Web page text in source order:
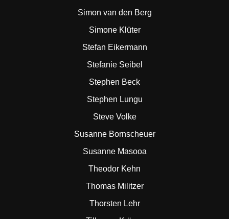
Simon van den Berg
Simone Klüter
Stefan Eikermann
Stefanie Seibel
Stephen Beck
Stephen Lungu
Steve Volke
Susanne Bornscheuer
Susanne Masooa
Theodor Kehn
Thomas Militzer
Thorsten Lehr